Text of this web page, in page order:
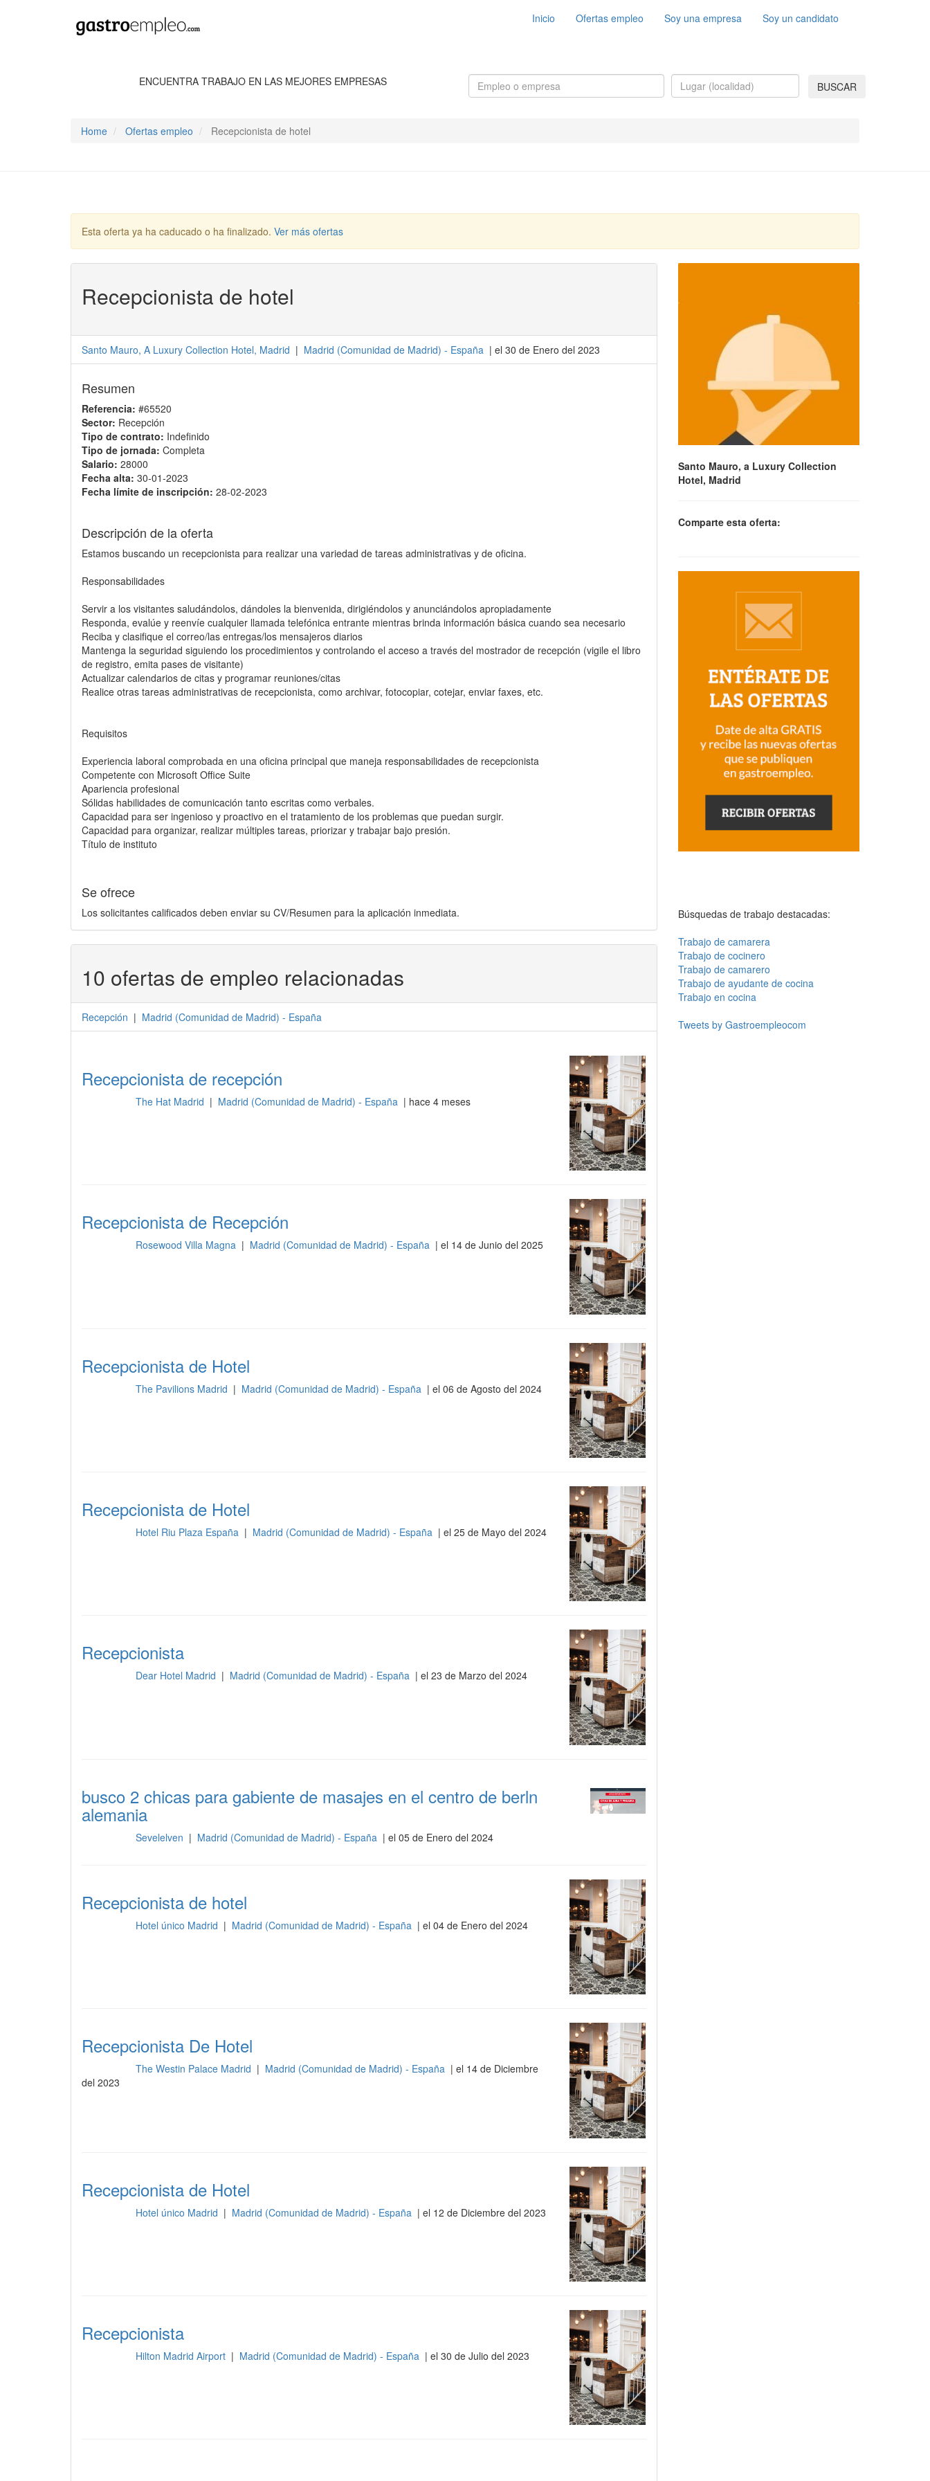
Inicio Ofertas empleo Soy una empresa Soy un candidato
ENCUENTRA TRABAJO EN LAS MEJORES EMPRESAS BUSCAR
Home Ofertas empleo Recepcionista de hotel
Esta oferta ya ha caducado o ha finalizado. Ver más ofertas
Recepcionista de hotel
Santo Mauro, A Luxury Collection Hotel, Madrid | Madrid (Comunidad de Madrid) - España | el 30 de Enero del 2023
Resumen
Referencia: #65520
Sector: Recepción
Tipo de contrato: Indefinido
Tipo de jornada: Completa
Salario: 28000
Fecha alta: 30-01-2023
Fecha límite de inscripción: 28-02-2023
Descripción de la oferta
Estamos buscando un recepcionista para realizar una variedad de tareas administrativas y de oficina.
Responsabilidades
Servir a los visitantes saludándolos, dándoles la bienvenida, dirigiéndolos y anunciándolos apropiadamente
Responda, evalúe y reenvíe cualquier llamada telefónica entrante mientras brinda información básica cuando sea necesario
Reciba y clasifique el correo/las entregas/los mensajeros diarios
Mantenga la seguridad siguiendo los procedimientos y controlando el acceso a través del mostrador de recepción (vigile el libro
de registro, emita pases de visitante)
Actualizar calendarios de citas y programar reuniones/citas
Realice otras tareas administrativas de recepcionista, como archivar, fotocopiar, cotejar, enviar faxes, etc.
Requisitos
Experiencia laboral comprobada en una oficina principal que maneja responsabilidades de recepcionista
Competente con Microsoft Office Suite
Apariencia profesional
Sólidas habilidades de comunicación tanto escritas como verbales.
Capacidad para ser ingenioso y proactivo en el tratamiento de los problemas que puedan surgir.
Capacidad para organizar, realizar múltiples tareas, priorizar y trabajar bajo presión.
Título de instituto
Se ofrece
Los solicitantes calificados deben enviar su CV/Resumen para la aplicación inmediata.
10 ofertas de empleo relacionadas
Recepción | Madrid (Comunidad de Madrid) - España
Recepcionista de recepción
The Hat Madrid | Madrid (Comunidad de Madrid) - España | hace 4 meses
Recepcionista de Recepción
Rosewood Villa Magna | Madrid (Comunidad de Madrid) - España | el 14 de Junio del 2025
Recepcionista de Hotel
The Pavilions Madrid | Madrid (Comunidad de Madrid) - España | el 06 de Agosto del 2024
Recepcionista de Hotel
Hotel Riu Plaza España | Madrid (Comunidad de Madrid) - España | el 25 de Mayo del 2024
Recepcionista
Dear Hotel Madrid | Madrid (Comunidad de Madrid) - España | el 23 de Marzo del 2024
busco 2 chicas para gabiente de masajes en el centro de berln
alemania
Sevelelven | Madrid (Comunidad de Madrid) - España | el 05 de Enero del 2024
Recepcionista de hotel
Hotel único Madrid | Madrid (Comunidad de Madrid) - España | el 04 de Enero del 2024
Recepcionista De Hotel
The Westin Palace Madrid | Madrid (Comunidad de Madrid) - España | el 14 de Diciembre
del 2023
Recepcionista de Hotel
Hotel único Madrid | Madrid (Comunidad de Madrid) - España | el 12 de Diciembre del 2023
Recepcionista
Hilton Madrid Airport | Madrid (Comunidad de Madrid) - España | el 30 de Julio del 2023
Santo Mauro, a Luxury Collection
Hotel, Madrid
Comparte esta oferta:
Búsquedas de trabajo destacadas:
Trabajo de camarera
Trabajo de cocinero
Trabajo de camarero
Trabajo de ayudante de cocina
Trabajo en cocina
Tweets by Gastroempleocom